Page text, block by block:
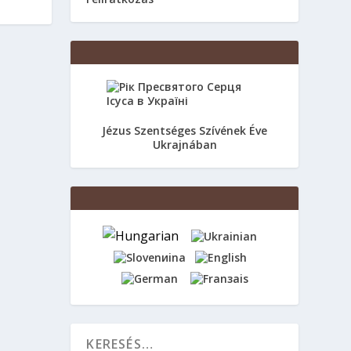
Jézus Szentséges Szívének Éve
Ukrajnában